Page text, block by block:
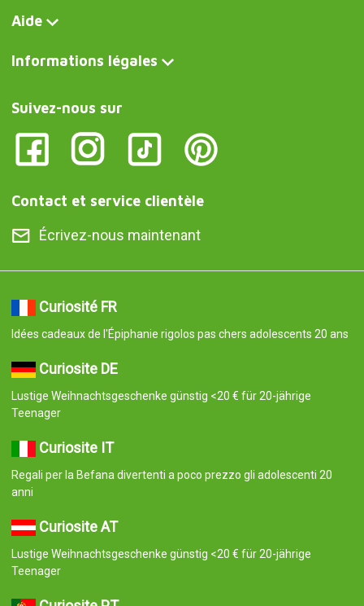
Aide
Informations légales
Suivez-nous sur
Contact et service clientèle
Écrivez-nous maintenant
Curiosité FR
Idées cadeaux de l'Épiphanie rigolos pas chers adolescents 20 ans
Curiosite DE
Lustige Weihnachtsgeschenke günstig <20 € für 20-jährige
Teenager
Curiosite IT
Regali per la Befana divertenti a poco prezzo gli adolescenti 20
anni
Curiosite AT
Lustige Weihnachtsgeschenke günstig <20 € für 20-jährige
Teenager